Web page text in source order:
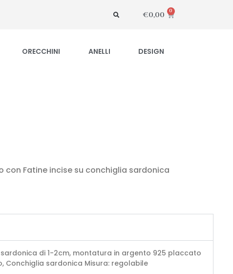
€0,00 0
ORECCHINI ANELLI DESIGN
Fatine incise su conchiglia sardonica
di 1-2cm, montatura in argento 925 placcato
sardonica Misura: regolabile